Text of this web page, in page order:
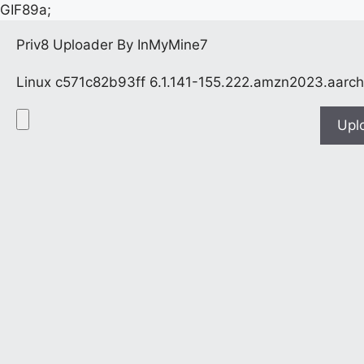
GIF89a;
Priv8 Uploader By InMyMine7